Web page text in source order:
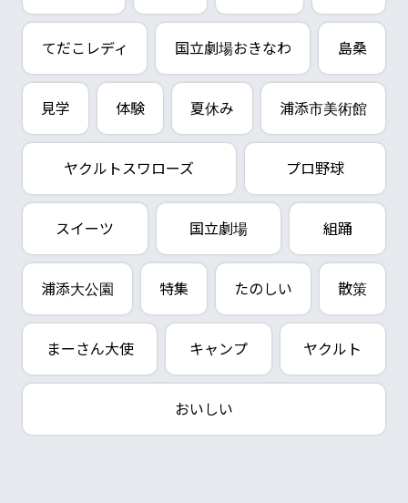
てだこレディ 国立劇場おきなわ 島桑
見学 体験 夏休み 浦添市美術館
ヤクルトスワローズ プロ野球
スイーツ 国立劇場 組踊
浦添大公園 特集 たのしい 散策
まーさん大使 キャンプ ヤクルト
おいしい